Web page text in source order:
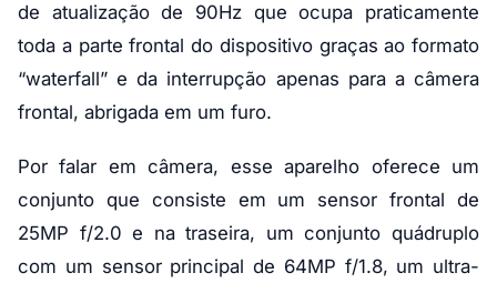
de atualização de 90Hz que ocupa praticamente
toda a parte frontal do dispositivo graças ao formato
“waterfall” e da interrupção apenas para a câmera
frontal, abrigada em um furo.
Por falar em câmera, esse aparelho oferece um
conjunto que consiste em um sensor frontal de
25MP f/2.0 e na traseira, um conjunto quádruplo
com um sensor principal de 64MP f/1.8, um ultra-